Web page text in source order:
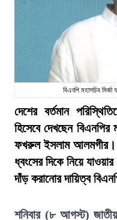
বিএনপি মহাসচিব
দেশের বর্তমান
হিসেবে দেখছেন বিএনপির
ফখরুল ইসলাম আলমগীর।
ধ্বংসের দিকে নিয়ে
দাঁড় করানোর দায়িত্ব
শনিবার (৮ আগস্ট)